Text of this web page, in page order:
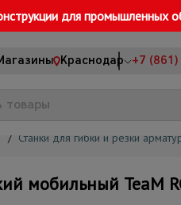
для промышленных
Краснодар +7
/ Станки для гибки и резки
мобильный TeaM